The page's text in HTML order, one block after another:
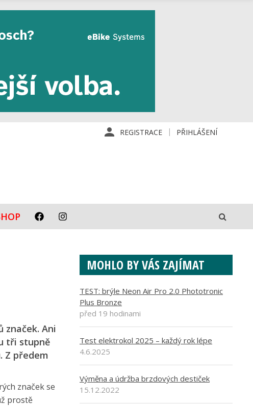
REGISTRACE PŘIHLÁŠENÍ
značek. Ani
tři stupně
Z předem
značek se
prostě
MOHLO BY VÁS ZAJÍMAT
TEST: brýle Neon Air Pro 2.0 Phototronic
Plus Bronze
před 19 hodinami
Test elektrokol 2025 – každý rok lépe
4.6.2025
Výměna a údržba brzdových destiček
15.12.2022